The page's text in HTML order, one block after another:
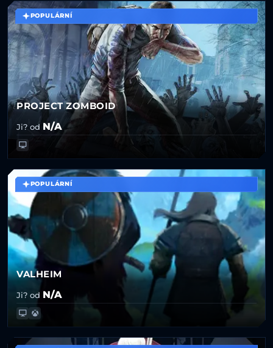
POPULÁRNÍ
PROJECT ZOMBOID
Ji? od N/A
POPULÁRNÍ
VALHEIM
Ji? od N/A